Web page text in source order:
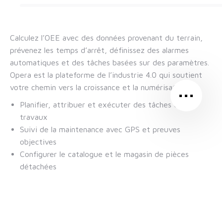
Calculez l’OEE avec des données provenant du terrain,
prévenez les temps d’arrêt, définissez des alarmes
automatiques et des tâches basées sur des paramètres.
Opera est la plateforme de l’industrie 4.0 qui soutient
votre chemin vers la croissance et la numérisation.
Planifier, attribuer et exécuter des tâches et des
travaux
Suivi de la maintenance avec GPS et preuves
objectives
Configurer le catalogue et le magasin de pièces
détachées
…